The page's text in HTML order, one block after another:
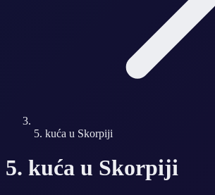
5. kuća u Skorpiji
5. kuća u Skorpiji